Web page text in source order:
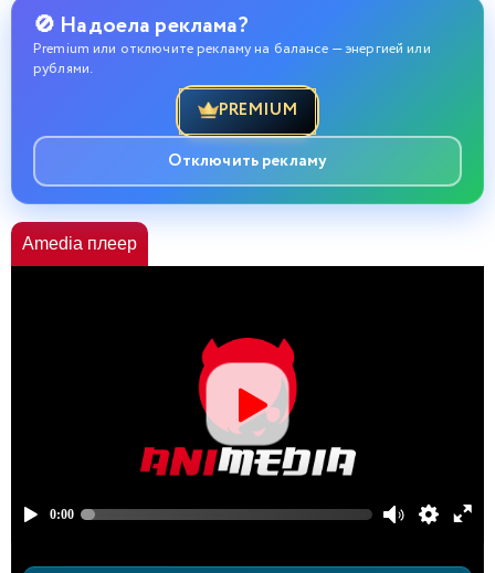
🚫 Надоела реклама?
Premium или отключите рекламу на балансе — энергией или
рублями.
PREMIUM
Отключить рекламу
Amedia плеер